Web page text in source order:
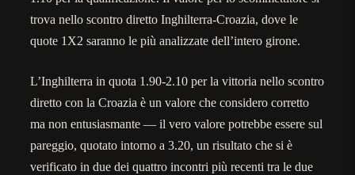
trova nello scontro diretto Inghilterra-Croazia, dove le
quote 1X2 saranno le più analizzate dell’intero girone.
L’Inghilterra in quota 1.90-2.10 per la vittoria nello scontro
diretto con la Croazia è un valore che considero corretto
ma non entusiasmante — il vero valore potrebbe essere sul
pareggio, quotato intorno a 3.20, un risultato che si è
verificato in due dei quattro incontri più recenti tra le due